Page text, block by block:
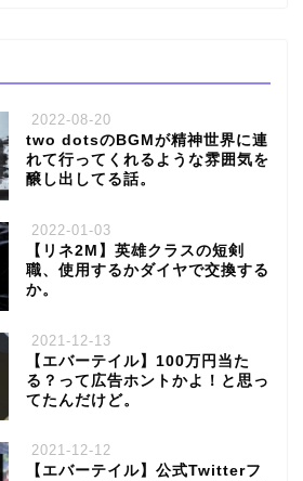
2022-08-20
two dotsのBGMが精神世界に連
れて行ってくれるような雰囲気を
醸し出してる話。
2022-01-03
【リネ2M】英雄クラスの短剣
職、使用するかダイヤで交換する
か。
2021-12-13
【エバーテイル】100万円当た
る？って広告ホントかよ！と思っ
てたんだけど。
2021-12-12
【エバーテイル】公式Twitterフ